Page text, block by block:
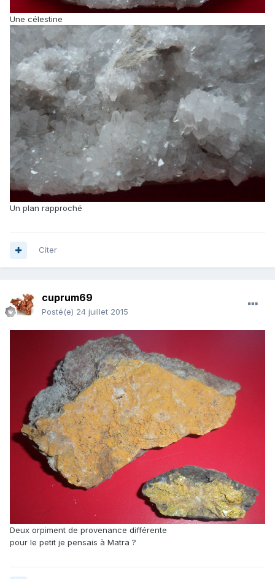
Une célestine
Un plan rapproché
Citer
cuprum69
Posté(e) 24 juillet 2015
Deux orpiment de provenance différente
pour le petit je pensais à Matra ?